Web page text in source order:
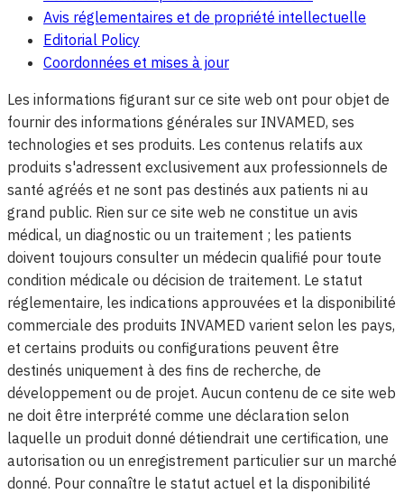
Avis réglementaires et de propriété intellectuelle
Editorial Policy
Coordonnées et mises à jour
Les informations figurant sur ce site web ont pour objet de
fournir des informations générales sur INVAMED, ses
technologies et ses produits. Les contenus relatifs aux
produits s'adressent exclusivement aux professionnels de
santé agréés et ne sont pas destinés aux patients ni au
grand public. Rien sur ce site web ne constitue un avis
médical, un diagnostic ou un traitement ; les patients
doivent toujours consulter un médecin qualifié pour toute
condition médicale ou décision de traitement. Le statut
réglementaire, les indications approuvées et la disponibilité
commerciale des produits INVAMED varient selon les pays,
et certains produits ou configurations peuvent être
destinés uniquement à des fins de recherche, de
développement ou de projet. Aucun contenu de ce site web
ne doit être interprété comme une déclaration selon
laquelle un produit donné détiendrait une certification, une
autorisation ou un enregistrement particulier sur un marché
donné. Pour connaître le statut actuel et la disponibilité